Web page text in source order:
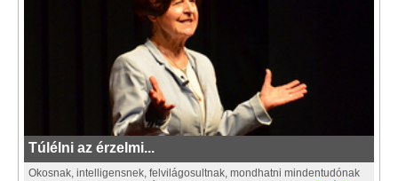
Túlélni az érzelmi...
Okosnak, intelligensnek, felvilágosultnak, mondhatni mindentudónak